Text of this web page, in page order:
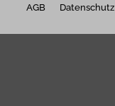
AGB Datenschutz